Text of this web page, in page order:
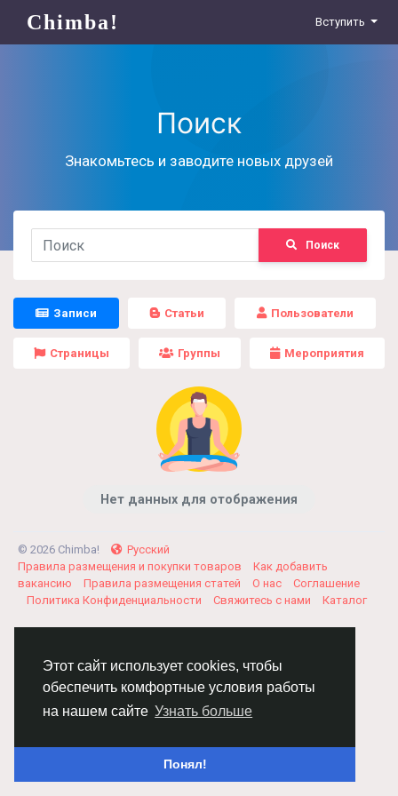
Этот сайт использует cookies, чтобы
обеспечить комфортные условия работы
на нашем сайте Узнать больше
Понял!
Chimba! Вступить
Поиск
Знакомьтесь и заводите новых друзей
Поиск
Записи Статьи Пользователи
Страницы Группы Мероприятия
Нет данных для отображения
© 2026 Chimba!
Русский
Правила размещения и покупки товаров
Как добавить
вакансию
Правила размещения статей О нас
Соглашение
Политика Конфиденциальности
Свяжитесь с нами Каталог